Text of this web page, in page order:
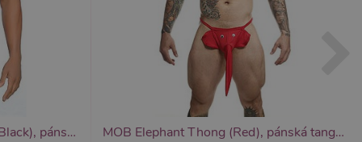
MOB Rose Lace Boy Shorts (Black), pánské krajkové trenky MOB Elephant Thong (Red), pánská tanga slon
aktualizace běžněji
uživatelů
každého požadavku na
pro analytické přehledy
používaného k